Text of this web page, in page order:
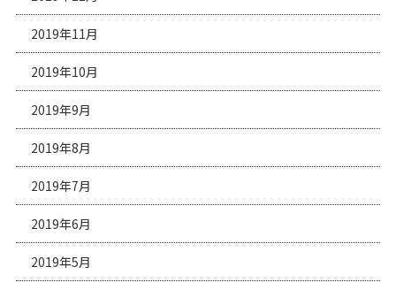
2019年11月
2019年10月
2019年9月
2019年8月
2019年7月
2019年6月
2019年5月